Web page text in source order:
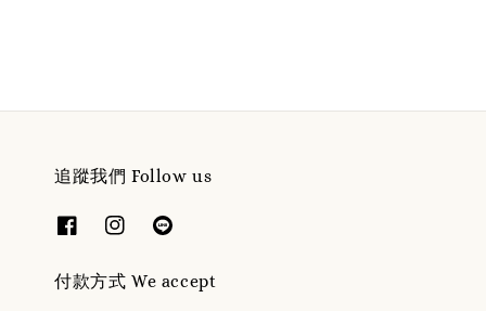
追蹤我們 Follow us
付款方式 We accept